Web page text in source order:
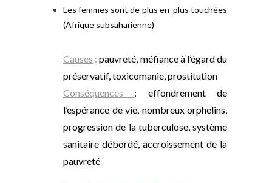
Les femmes sont de plus en plus touchées
(Afrique subsaharienne)
Causes : pauvreté, méfiance à l’égard du
préservatif, toxicomanie, prostitution
Conséquences : effondrement de
l’espérance de vie, nombreux orphelins,
progression de la tuberculose, système
sanitaire débordé, accroissement de la
pauvreté